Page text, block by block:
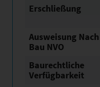
Erschließung
Ausweisung Nach
Bau NVO
Baurechtliche
Verfügbarkeit